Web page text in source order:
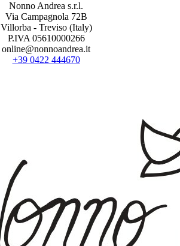
Nonno Andrea s.r.l.
Via Campagnola 72B
Villorba - Treviso (Italy)
P.IVA 05610000266
online@nonnoandrea.it
+39 0422 444670